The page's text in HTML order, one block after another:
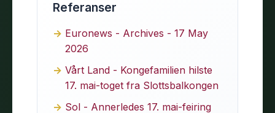
Referanser
Euronews - Archives - 17 May
2026
Vårt Land - Kongefamilien hilste
17. mai-toget fra Slottsbalkongen
Sol - Annerledes 17. mai-feiring